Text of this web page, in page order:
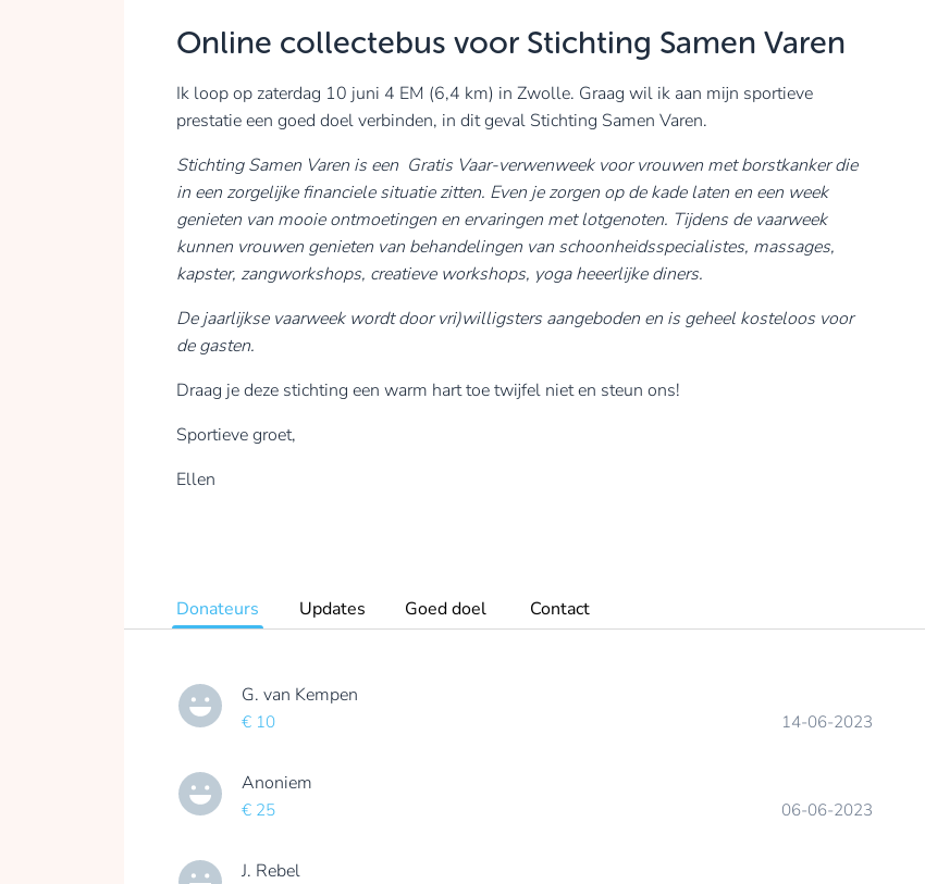
Online collectebus voor Stichting Samen Varen
Ik loop op zaterdag 10 juni 4 EM (6,4 km) in Zwolle. Graag wil ik aan mijn sportieve
prestatie een goed doel verbinden, in dit geval Stichting Samen Varen.
Stichting Samen Varen is een Gratis Vaar-verwenweek voor vrouwen met borstkanker die
in een zorgelijke financiele situatie zitten. Even je zorgen op de kade laten en een week
genieten van mooie ontmoetingen en ervaringen met lotgenoten. Tijdens de vaarweek
kunnen vrouwen genieten van behandelingen van schoonheidsspecialistes, massages,
kapster, zangworkshops, creatieve workshops, yoga heeerlijke diners.
De jaarlijkse vaarweek wordt door vri)willigsters aangeboden en is geheel kosteloos voor
de gasten.
Draag je deze stichting een warm hart toe twijfel niet en steun ons!
Sportieve groet,
Ellen
Donateurs Updates Goed doel Contact
G. van Kempen
€ 10 14-06-2023
Anoniem
€ 25 06-06-2023
J. Rebel